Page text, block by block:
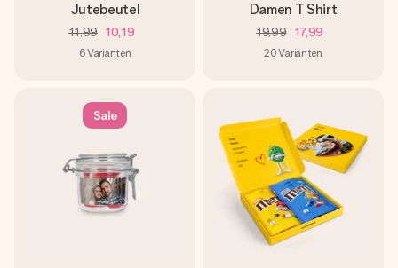
Jutebeutel
11,99 10,19
6Varianten
Damen T Shirt
19,99 17,99
20Varianten
Sale